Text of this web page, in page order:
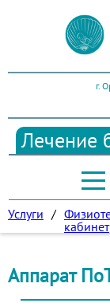
г.
Лечение
Услуги /
кабинет
Аппарат